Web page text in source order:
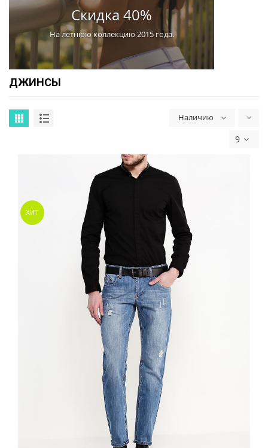
Скидка 40%
На летнюю коллекцию 2015 года.
ДЖИНСЫ
Наличию
9
ХИТ